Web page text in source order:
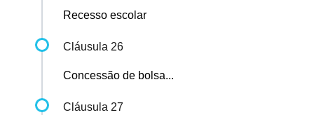
Recesso escolar
Cláusula 26
Concessão de bolsa...
Cláusula 27